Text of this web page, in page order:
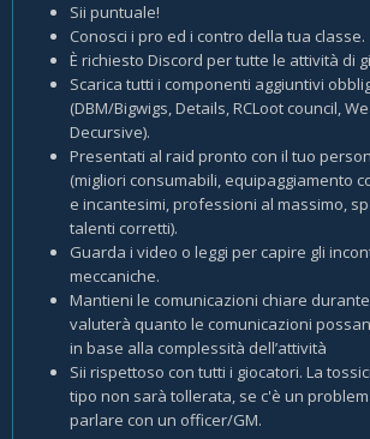
Sii puntuale!
Conosci i pro ed i contro della tua classe.
È richiesto Discord per tutte le attività di
Scarica tutti i componenti aggiuntivi
(DBM/Bigwigs, Details, RCLoot council,
Decursive).
Presentati al raid pronto con il tuo
(migliori consumabili, equipaggiamento
e incantesimi, professioni al massimo,
talenti corretti).
Guarda i video o leggi per capire gli
meccaniche.
Mantieni le comunicazioni chiare
valuterà quanto le comunicazioni
in base alla complessità dell’attività
Sii rispettoso con tutti i giocatori. La
tipo non sarà tollerata, se c'è un
parlare con un officer/GM.